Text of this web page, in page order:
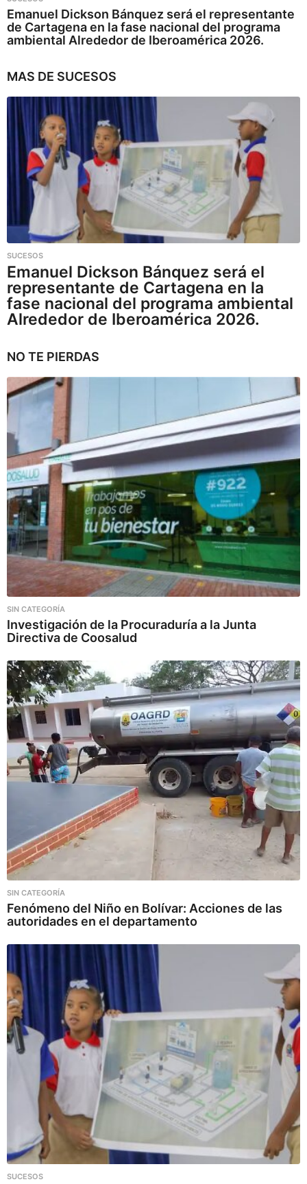
Emanuel Dickson Bánquez será el representante
de Cartagena en la fase nacional del programa
ambiental Alrededor de Iberoamérica 2026.
MAS DE SUCESOS
SUCESOS
Emanuel Dickson Bánquez será el
representante de Cartagena en la
fase nacional del programa ambiental
Alrededor de Iberoamérica 2026.
NO TE PIERDAS
SIN CATEGORÍA
Investigación de la Procuraduría a la Junta
Directiva de Coosalud
SIN CATEGORÍA
Fenómeno del Niño en Bolívar: Acciones de las
autoridades en el departamento
SUCESOS